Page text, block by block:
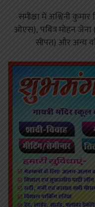
समीक्षा में अश्विनी कुमार
ओएस), पबित्र मोहन जेना
सीपत) और अन्य